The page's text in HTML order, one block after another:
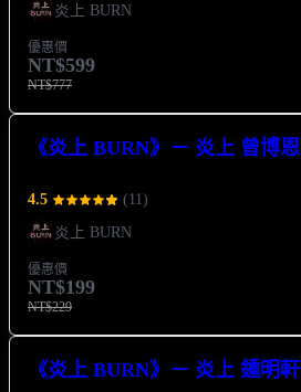
炎上 BURN
優惠價
NT$599
NT$777
《炎上 BURN》－ 炎上 曾博恩
4.5 (11 )
炎上 BURN
優惠價
NT$199
NT$229
《炎上 BURN》－ 炎上 鍾明軒